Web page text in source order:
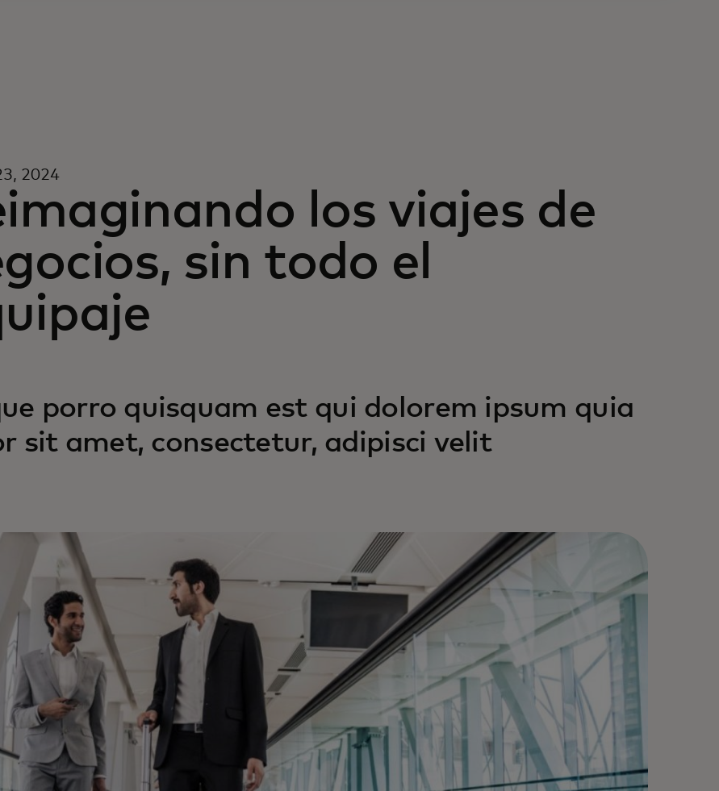
2024
los viajes de
sin todo el
porro quisquam est qui dolorem ipsum quia
sit amet, consectetur, adipisci velit